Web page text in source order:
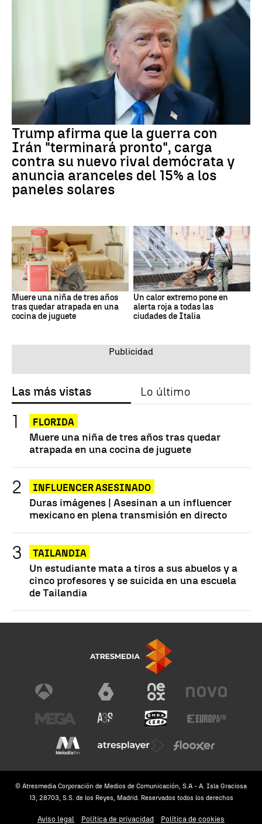
Trump afirma que la guerra con
Irán "terminará pronto", carga
contra su nuevo rival demócrata y
anuncia aranceles del 15% a los
paneles solares
Muere una niña de tres años
tras quedar atrapada en una
cocina de juguete
Un calor extremo pone en
alerta roja a todas las
ciudades de Italia
Las más vistas Lo último
FLORIDA
Muere una niña de tres años tras quedar
atrapada en una cocina de juguete
INFLUENCER ASESINADO
Duras imágenes | Asesinan a un influencer
mexicano en plena transmisión en directo
TAILANDIA
Un estudiante mata a tiros a sus abuelos y a
cinco profesores y se suicida en una escuela
de Tailandia
© Atresmedia Corporación de Medios de Comunicación, S.A - A. Isla Graciosa
13, 28703, S.S. de los Reyes, Madrid. Reservados todos los derechos
Aviso legal Política de privacidad Política de cookies